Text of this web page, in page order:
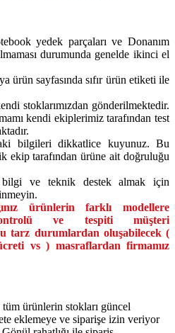
yedek parçaları ve Donanım
durumunda genelde ikinci el
ürün sayfasında sıfır ürün etiketi ile
stoklarımızdan gönderilmektedir.
kendi ekiplerimiz tarafından test
bilgileri dikkatlice kuyunuz. Bu
ekip tarafından ürüne ait doğruluğu
bilgi ve teknik destek almak için
ürünlerin farklı modellere
ve tespiti müşteri
tarz durumlardan oluşabilecek (
vs ) masraflardan firmamız
ürünlerin stokları güncel
eklemeye ve siparişe izin veriyor